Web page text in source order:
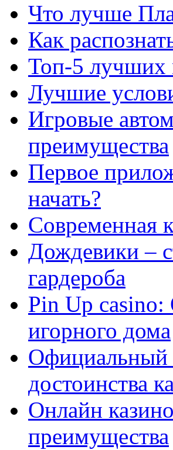
Что лучше
Как
Топ-5 лучших
Лучшие
Игровые
преимущества
Первое
начать?
Современная
Дождевики –
гардероба
Pin Up casino:
игорного дома
Официальный
достоинства
Онлайн
преимущества